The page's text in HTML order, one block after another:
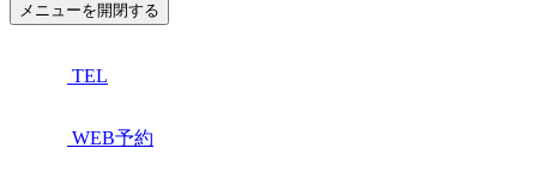
メニューを開閉する
TEL
WEB予約